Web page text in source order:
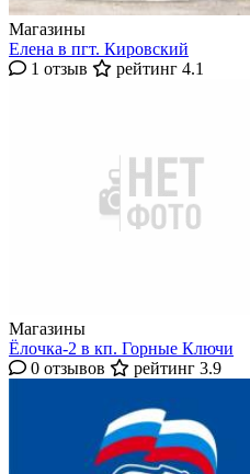
Магазины
Елена в пгт. Кировский
1 отзыв
рейтинг 4.1
Магазины
Ёлочка-2 в кп. Горные Ключи
0 отзывов
рейтинг 3.9